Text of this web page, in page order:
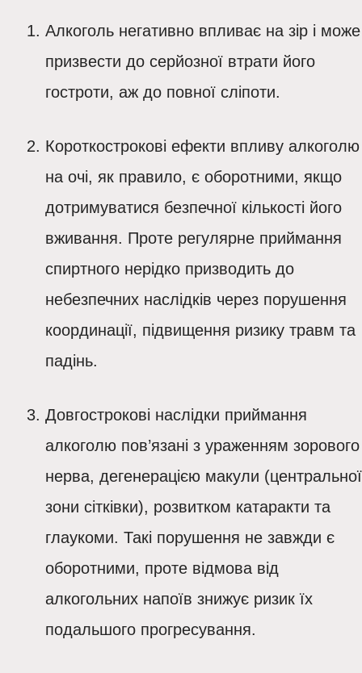
Алкоголь негативно впливає на зір і може
призвести до серйозної втрати його
гостроти, аж до повної сліпоти.
Короткострокові ефекти впливу алкоголю
на очі, як правило, є оборотними, якщо
дотримуватися безпечної кількості його
вживання. Проте регулярне приймання
спиртного нерідко призводить до
небезпечних наслідків через порушення
координації, підвищення ризику травм та
падінь.
Довгострокові наслідки приймання
алкоголю пов’язані з ураженням зорового
нерва, дегенерацією макули (центральної
зони сітківки), розвитком катаракти та
глаукоми. Такі порушення не завжди є
оборотними, проте відмова від
алкогольних напоїв знижує ризик їх
подальшого прогресування.